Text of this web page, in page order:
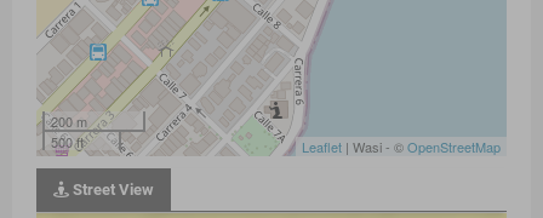
200 m
500 ft
Leaflet | Wasi - ©OpenStreetMap
Street View